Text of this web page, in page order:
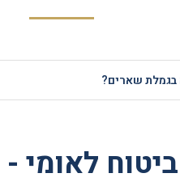
בגמלת שארים?
ביטוח לאומי